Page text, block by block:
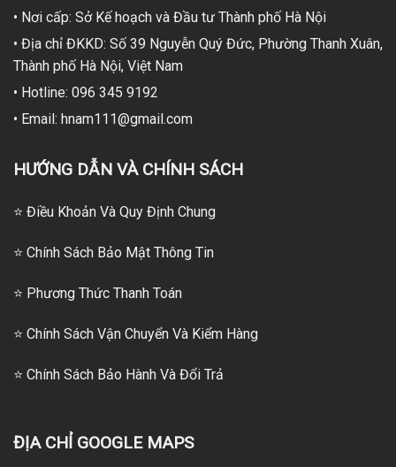
• Nơi cấp: Sở Kế hoạch và Đầu tư Thành phố Hà Nội
• Địa chỉ ĐKKD: Số 39 Nguyễn Quý Đức, Phường Thanh Xuân,
Thành phố Hà Nội, Việt Nam
• Hotline: 096 345 9192
• Email: hnam111@gmail.com
HƯỚNG DẪN VÀ CHÍNH SÁCH
⭐ Điều Khoản Và Quy Định Chung
⭐ Chính Sách Bảo Mật Thông Tin
⭐ Phương Thức Thanh Toán
⭐ Chính Sách Vận Chuyển Và Kiểm Hàng
⭐ Chính Sách Bảo Hành Và Đổi Trả
ĐỊA CHỈ GOOGLE MAPS